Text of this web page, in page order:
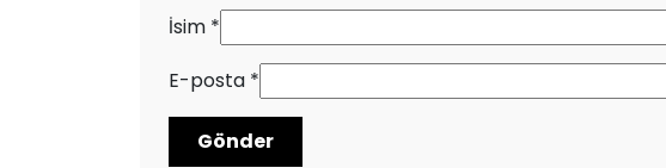
İsim *
E-posta *